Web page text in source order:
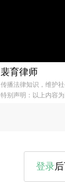
裴育律师
传播法律知识，维护社
特别声明：以上内容
登录